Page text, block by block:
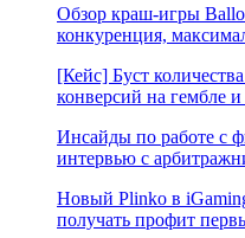
Обзор краш-игры
конкуренция,
[Кейс] Буст
конверсий на гембле
Инсайды по работе с
интервью с
Новый Plinko в
получать профит